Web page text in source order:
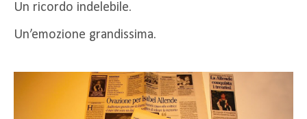
Un ricordo indelebile.
Un’emozione grandissima.